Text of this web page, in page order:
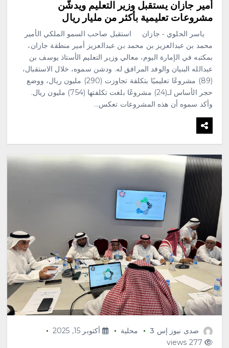
أمير جازان يستقبل وزير التعليم ويدشّن
مشروعات تعليمية بأكثر من مليار ريال
ياسر الحلوي ‐ جازان استقبل صاحب السمو الملكي الأمير
محمد بن عبدالعزيز بن محمد بن عبدالعزيز أمير منطقة جازان،
بمكتبه في الإمارة اليوم، معالي وزير التعليم الأستاذ يوسف بن
عبدالله البنيان والوفد المرافق له. ودشن سموه، خلال الاستقبال،
(89) مشروعًا تعليميًا بتكلفة تجاوزت (290) مليون ريال، ووضع
حجر الأساس لـ(24) مشروعًا بلغت تكلفتها (754) مليون ريال.
وأكد سموه أن هذه المشروعات تعكس…
صدى نيوز إس 3 محلية
أكتوبر 15, 2025
277 views
3
محلية
أغسطس 8, 2026
محلية
فاطمة محنشي رئيسةً لصالون
جازان الثقافي بجمعية الأدب
والأدباء
أغسطس 8, 2026